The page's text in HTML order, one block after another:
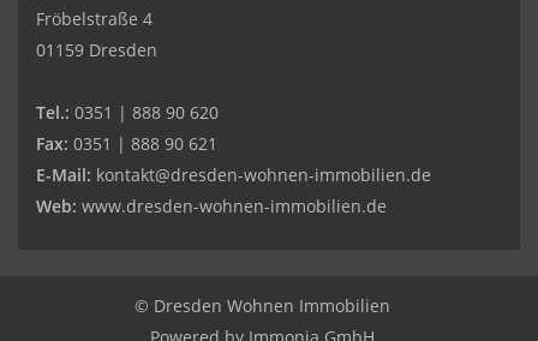
Fröbelstraße 4
01159 Dresden
Tel.: 0351 | 888 90 620
Fax: 0351 | 888 90 621
E-Mail: kontakt@dresden-wohnen-immobilien.de
Web: www.dresden-wohnen-immobilien.de
© Dresden Wohnen Immobilien